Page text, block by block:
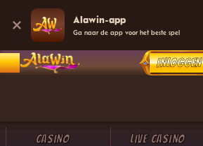
Alawin-app
Ga naar de app voor het beste spel
INLOGGEN
CASINO LIVE CASINO